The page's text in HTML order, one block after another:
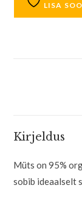
LISA
Kirjeldus
Müts on 95%
sobib ideaalselt